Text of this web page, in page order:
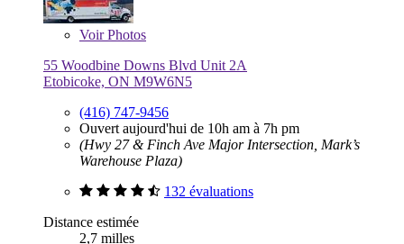
VoirPhotos
55 Woodbine Downs Blvd Unit 2A
Etobicoke, ON M9W6N5
(416) 747-9456
Ouvert aujourd'hui de 10h am à 7h pm
(Hwy 27 & Finch Ave Major Intersection, Mark’s
Warehouse Plaza)
132 évaluations
Distance estimée
2,7 milles